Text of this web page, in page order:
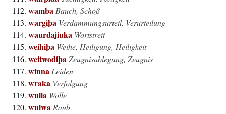
wamba Bauch, Schoß
wargiþa Verdammungsurteil, Verurteilung
waurdajiuka Wortstreit
weihiþa Weihe, Heiligung, Heiligkeit
weitwodiþaZeugnisablegung, Zeugnis
winna Leiden
wraka Verfolgung
wulla Wolle
wulwa Raub